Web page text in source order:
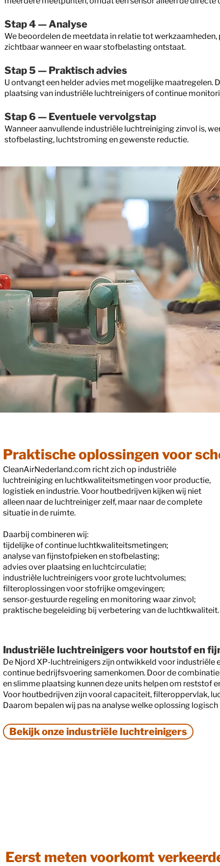
Stap 4 — Analyse
We beoordelen de meetdata in relatie tot
zichtbaar wanneer en waar stofbelasting ontstaat.
Stap 5 — Praktisch advies
U ontvangt een helder advies met mogelijke maatregelen.
plaatsing van industriële luchtreinigers of continue
Stap 6 — Eventuele vervolgstap
Wanneer aanvullende industriële luchtreiniging zinvol is,
stofbelasting, luchtstroming en gewenste reductie.
Praktische oplossingen voor
CleanAirNederland.com richt zich op industriële
luchtreiniging en luchtkwaliteitsmetingen voor productie,
logistiek en industrie. Voor houtbedrijven kijken wij niet
alleen naar de luchtreiniger zelf, maar naar de complete
situatie in de ruimte.
Daarbij combineren wij:
tijdelijke of continue luchtkwaliteitsmetingen;
analyse van fijnstofpieken en stofbelasting;
advies over plaatsing en luchtcirculatie;
industriële luchtreinigers voor grote luchtvolumes;
filteroplossingen voor stofrijke omgevingen;
sensor-gestuurde regeling en monitoring waar zinvol;
praktische begeleiding bij verbetering van de luchtkwaliteit.
Industriële luchtreinigers voor houtstof en
De Njord XP-luchtreinigers zijn ontwikkeld voor
continue bedrijfsvoering samenkomen. Door de
en slimme plaatsing kunnen deze units helpen om reststof
Voor houtbedrijven zijn vooral capaciteit, filteroppervlak,
Daarom bepalen wij pas na analyse welke oplossing
Bekijk onze industriële luchtreinigers
Eerst meten voorkomt